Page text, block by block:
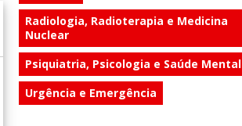
Radiologia, Radioterapia e Medicina
Nuclear
Psiquiatria, Psicologia e Saúde Mental
Urgência e Emergência